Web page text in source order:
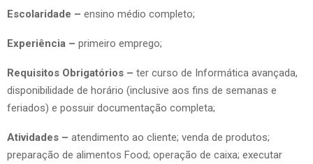
Escolaridade – ensino médio completo;
Experiência – primeiro emprego;
Requisitos Obrigatórios – ter curso de Informática avançada,
disponibilidade de horário (inclusive aos fins de semanas e
feriados) e possuir documentação completa;
Atividades – atendimento ao cliente; venda de produtos;
preparação de alimentos Food; operação de caixa; executar